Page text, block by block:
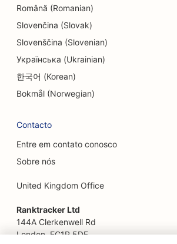
SEO para Escape Rooms
EO para restaurantes étnicos
SEO para restaurantes 'Farm-to-Table
SEO para serviços de lifting facial
SEO para planejadores financeiros
SEO para restaurantes de fast food
SEO para serviços financeiros
Română (Romanian)
Slovenčina (Slovak)
Slovenščina (Slovenian)
Українська (Ukrainian)
한국어 (Korean)
Bokmål (Norwegian)
Contacto
Entre em contato conosco
Sobre nós
United Kingdom Office
Ranktracker Ltd
144A Clerkenwell Rd
London, EC1R 5DF